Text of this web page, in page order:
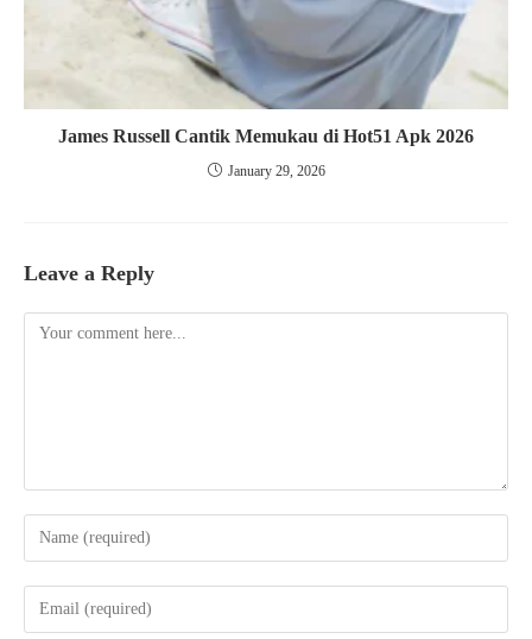
James Russell Cantik Memukau di Hot51 Apk 2026
January 29, 2026
Leave a Reply
Comment
Enter
your
name
Enter
your